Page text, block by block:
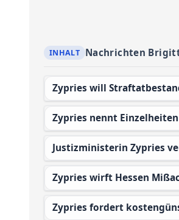
Nachrichten
Zypries will
Zypries nennt
Justizministerin Zypries
Zypries wirft Hessen
Zypries fordert